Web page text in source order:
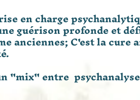
en charge
guérison profonde et
anciennes; C'est la
"mix" entre